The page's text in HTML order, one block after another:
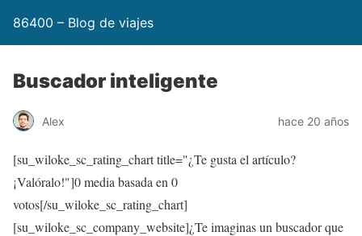
86400 – Blog de viajes
Buscador inteligente
Alex hace 20 años
[su_wiloke_sc_rating_chart title="¿Te gusta el artículo?
¡Valóralo!"]0media basada en 0
votos[/su_wiloke_sc_rating_chart]
[su_wiloke_sc_company_website]¿Te imaginas un buscador que